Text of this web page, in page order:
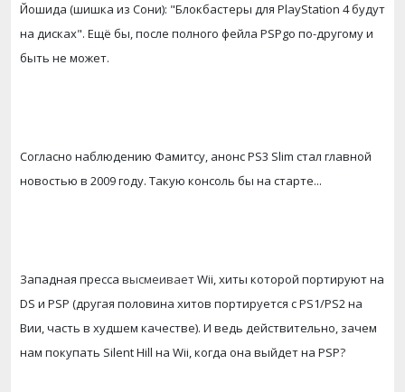
Йошида (шишка из Сони): "Блокбастеры для PlayStation 4 будут
на дисках". Ещё бы, после полного фейла PSPgo по-другому и
быть не может.
Согласно наблюдению Фамитсу, анонс PS3 Slim стал главной
новостью в 2009 году. Такую консоль бы на старте...
Западная пресса высмеиваетWii, хиты которой портируют на
DS и PSP (другая половина хитов портируется с PS1/PS2 на
Вии, часть в худшем качестве). И ведь действительно, зачем
нам покупать Silent Hill на Wii, когда она выйдет на PSP?